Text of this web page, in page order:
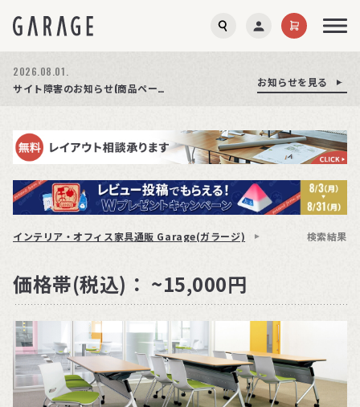
お知らせを見る
商品ページ障害復旧のお知らせ お知らせを見る
2026.08.01.
サイト障害のお知らせ(商品ページが正常に表示されない事象発生)
お知らせを見る
インテリア・オフィス家具通販 Garage(ガラージ) 検索結果
価格帯(税込)： ~15,000円